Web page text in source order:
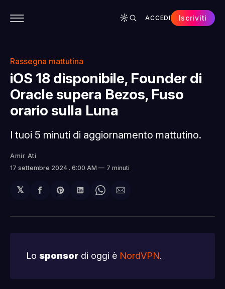
ACCEDI Iscriviti
Rassegna mattutina
iOS 18 disponibile, Founder di
Oracle supera Bezos, Fuso
orario sulla Luna
I tuoi 5 minuti di aggiornamento mattutino.
Amir Ati
17 settembre 2024 . 6:00 AM 7 minuti
𝕏
Condividi
Facebook
Share
Pinterest
Condividi
LinkedIn
Share
WhatsApp
Condividi
email
Lo sponsor di oggi è NordVPN.